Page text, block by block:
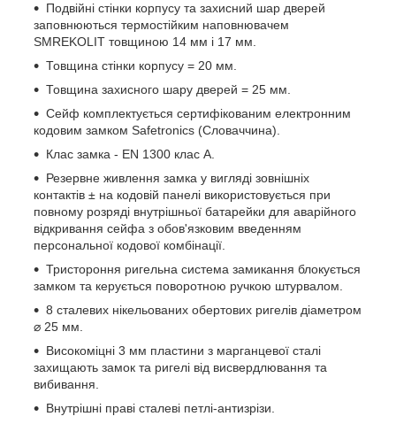
Подвійні стінки корпусу та захисний шар дверей
заповнюються термостійким наповнювачем
SMREKOLIT товщиною 14 мм і 17 мм.
Товщина стінки корпусу = 20 мм.
Товщина захисного шару дверей = 25 мм.
Сейф комплектується сертифікованим електронним
кодовим замком Safetronics (Словаччина).
Клас замка - EN 1300 клас A.
Резервне живлення замка у вигляді зовнішніх
контактів ± на кодовій панелі використовується при
повному розряді внутрішньої батарейки для аварійного
відкривання сейфа з обов'язковим введенням
персональної кодової комбінації.
Тристороння ригельна система замикання блокується
замком та керується поворотною ручкою штурвалом.
8 сталевих нікельованих обертових ригелів діаметром
⌀ 25 мм.
Високоміцні 3 мм пластини з марганцевої сталі
захищають замок та ригелі від висвердлювання та
вибивання.
Внутрішні праві сталеві петлі-антизрізи.